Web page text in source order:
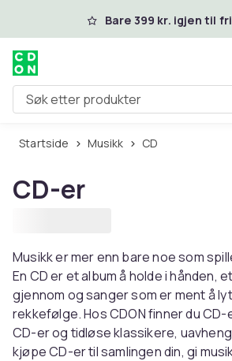
Hopp til hovedinnhold
Bare 399 kr. igjen til
Søk etter produkter
Startside Musikk CD
CD-er
Musikk er mer enn bare noe som
En CD er et album å holde i hånden,
gjennom og sanger som er ment å
rekkefølge. Hos CDON finner du CD-
CD-er og tidløse klassikere,
kjøpe CD-er til samlingen din, gi